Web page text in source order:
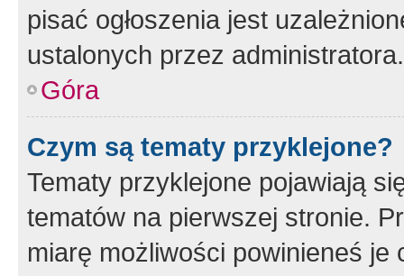
pisać ogłoszenia jest
ustalonych przez administratora.
Góra
Czym są tematy przyklejone?
Tematy przyklejone pojawiają
tematów na pierwszej stronie.
miarę możliwości powinieneś je